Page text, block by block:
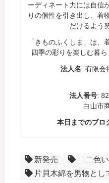
ーディネート力には自信
りの個性を引き出し、着
だけるよう
「きものふくしま」は、
四季の彩りを楽しむ暮ら
法人名: 有限会
法人番号:
白山市
本日までのブロ
新発売
「二色
片貝木綿を男物とし